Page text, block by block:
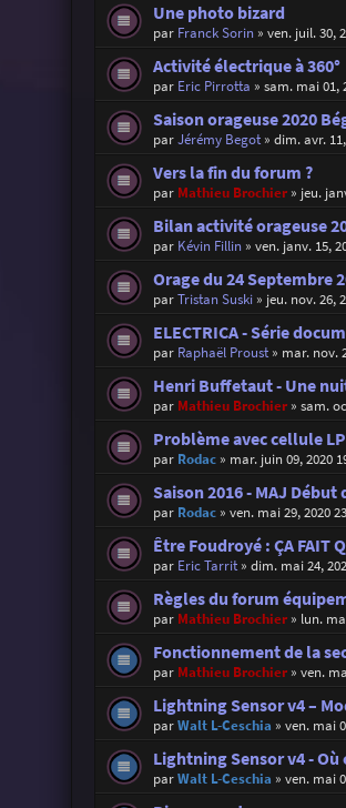
Une photo bizard
par Franck Sorin» ven. juil. 30,
Activité électrique à 360°
par Eric Pirrotta » sam. mai 01,
Saison orageuse 2020
parJérémy Begot» dim. avr.
Vers la fin du forum ?
par Mathieu Brochier» jeu.
Bilan activité orageuse
par Kévin Fillin» ven. janv. 15,
Orage du 24 Septembre
parTristan Suski» jeu. nov. 26,
ELECTRICA - Série
par Raphaël Proust» mar. nov.
Henri Buffetaut - Une
par Mathieu Brochier» sam.
Problème avec cellule
par Rodac» mar. juin 09, 2020
Saison 2016 - MAJ Début
par Rodac» ven. mai 29, 2020
Être Foudroyé : ÇA FAIT
par Eric Tarrit» dim. mai 24,
Règles du forum
par Mathieu Brochier» lun.
Fonctionnement de la
par Mathieu Brochier» ven.
Lightning Sensor v4 –
parWalt L-Ceschia » ven. mai
Lightning Sensor v4 - Où
parWalt L-Ceschia » ven. mai